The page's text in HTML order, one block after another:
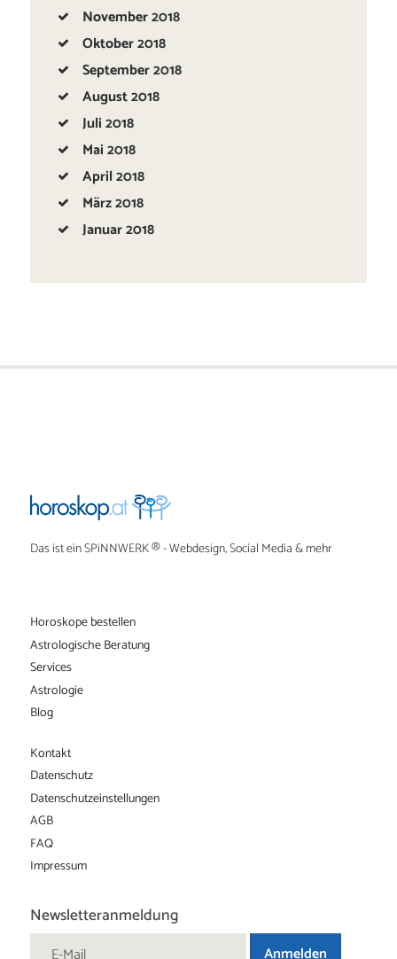
November2018
Oktober2018
September2018
August2018
Juli2018
Mai2018
April2018
März2018
Januar2018
Das ist einSPiNNWERK® - Webdesign, Social Media & mehr
Horoskope bestellen
Astrologische Beratung
Services
Astrologie
Blog
Kontakt
Datenschutz
Datenschutz­einstellungen
AGB
FAQ
Impressum
Newsletteranmeldung